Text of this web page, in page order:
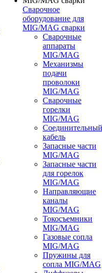
Сварочное
оборудование для
MIG/MAG сварки
Сварочные
аппараты
MIG/MAG
Механизмы
подачи
проволоки
MIG/MAG
Сварочные
горелки
MIG/MAG
Соединительный
кабель
Запасные части
MIG/MAG
Запасные части
для горелок
MIG/MAG
Направляющие
каналы
MIG/MAG
Токосъемники
MIG/MAG
Газовые сопла
MIG/MAG
Пружины для
сопла MIG/MAG